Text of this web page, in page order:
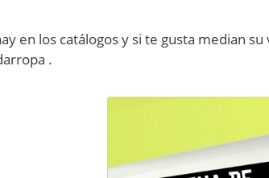
en los catálogos y si te gusta median
.